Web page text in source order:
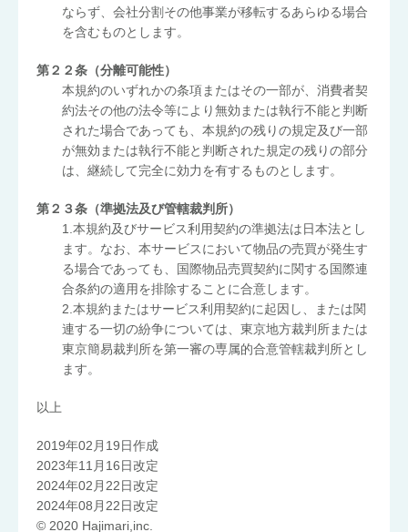
ならず、会社分割その他事業が移転するあらゆる場合
を含むものとします。
第２２条（分離可能性）
本規約のいずれかの条項またはその一部が、消費者契
約法その他の法令等により無効または執行不能と判断
された場合であっても、本規約の残りの規定及び一部
が無効または執行不能と判断された規定の残りの部分
は、継続して完全に効力を有するものとします。
第２３条（準拠法及び管轄裁判所）
1.本規約及びサービス利用契約の準拠法は日本法とし
ます。なお、本サービスにおいて物品の売買が発生す
る場合であっても、国際物品売買契約に関する国際連
合条約の適用を排除することに合意します。
2.本規約またはサービス利用契約に起因し、または関
連する一切の紛争については、東京地方裁判所または
東京簡易裁判所を第一審の専属的合意管轄裁判所とし
ます。
以上
2019年02月19日作成
2023年11月16日改定
2024年02月22日改定
2024年08月22日改定
© 2020 Hajimari,inc.